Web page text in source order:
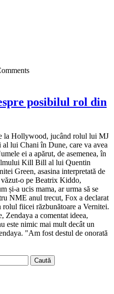
posibilul rol din
la Hollywood, jucând rolul lui MJ
lui Chani în Dune, care va avea
ei a apărut, de asemenea, în
Kill Bill al lui Quentin
Green, asasina interpretată de
o pe Beatrix Kiddo,
și-a ucis mama, ar urma să se
NME anul trecut, Fox a declarat
fiicei răzbunătoare a Vernitei.
Zendaya a comentat ideea,
este nimic mai mult decât un
"Am fost destul de onorată